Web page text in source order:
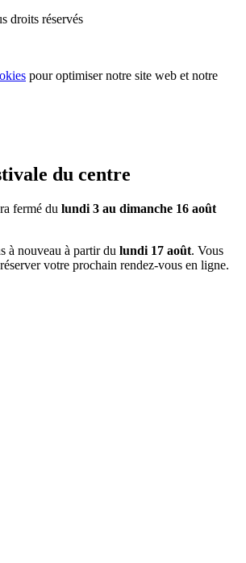
droits réservés
pour optimiser notre site web et notre
du centre
fermé du lundi 3 au dimanche 16 août
à nouveau à partir du lundi 17 août. Vous
votre prochain rendez-vous en ligne.